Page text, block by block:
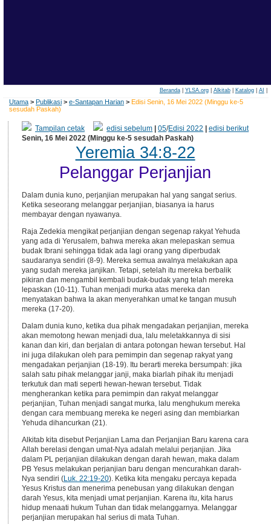
Beranda| YLSA.org| Alkitab| Katalog| AI
Utama > Publikasi > e-Santapan Harian > Edisi Senin, 16 Mei 2022 (Minggu ke-5
sesudah Paskah)
Tampilan cetak edisi sebelum |05/Edisi 2022 |edisi berikut
Senin, 16 Mei 2022 (Minggu ke-5 sesudah Paskah)
Yeremia 34:8-22
Pelanggar Perjanjian
Dalam dunia kuno, perjanjian merupakan hal yang sangat serius.
Ketika seseorang melanggar perjanjian, biasanya ia harus
membayar dengan nyawanya.
Raja Zedekia mengikat perjanjian dengan segenap rakyat Yehuda
yang ada di Yerusalem, bahwa mereka akan melepaskan semua
budak Ibrani sehingga tidak ada lagi orang yang diperbudak
saudaranya sendiri (8-9). Mereka semua awalnya melakukan apa
yang sudah mereka janjikan. Tetapi, setelah itu mereka berbalik
pikiran dan mengambil kembali budak-budak yang telah mereka
lepaskan (10-11). Tuhan menjadi murka atas mereka dan
menyatakan bahwa Ia akan menyerahkan umat ke tangan musuh
mereka (17-20).
Dalam dunia kuno, ketika dua pihak mengadakan perjanjian, mereka
akan memotong hewan menjadi dua, lalu meletakkannya di sisi
kanan dan kiri, dan berjalan di antara potongan hewan tersebut. Hal
ini juga dilakukan oleh para pemimpin dan segenap rakyat yang
mengadakan perjanjian (18-19). Itu berarti mereka bersumpah: jika
salah satu pihak melanggar janji, maka biarlah pihak itu menjadi
terkutuk dan mati seperti hewan-hewan tersebut. Tidak
mengherankan ketika para pemimpin dan rakyat melanggar
perjanjian, Tuhan menjadi sangat murka, lalu menghukum mereka
dengan cara membuang mereka ke negeri asing dan membiarkan
Yehuda dihancurkan (21).
Alkitab kita disebut Perjanjian Lama dan Perjanjian Baru karena cara
Allah berelasi dengan umat-Nya adalah melalui perjanjian. Jika
dalam PL perjanjian dilakukan dengan darah hewan, maka dalam
PB Yesus melakukan perjanjian baru dengan mencurahkan darah-
Nya sendiri (Luk. 22:19-20). Ketika kita mengaku percaya kepada
Yesus Kristus dan menerima penebusan yang dilakukan dengan
darah Yesus, kita menjadi umat perjanjian. Karena itu, kita harus
hidup menaati hukum Tuhan dan tidak melanggarnya. Melanggar
perjanjian merupakan hal serius di mata Tuhan.